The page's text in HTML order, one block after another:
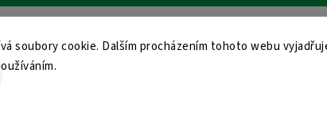
soubory cookie. Dalším procházením tohoto webu